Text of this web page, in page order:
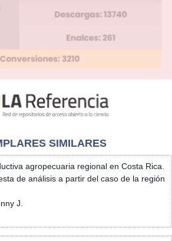
SIMILARES
agropecuaria regional en Costa Rica.
de análisis a partir del caso de la región
J.